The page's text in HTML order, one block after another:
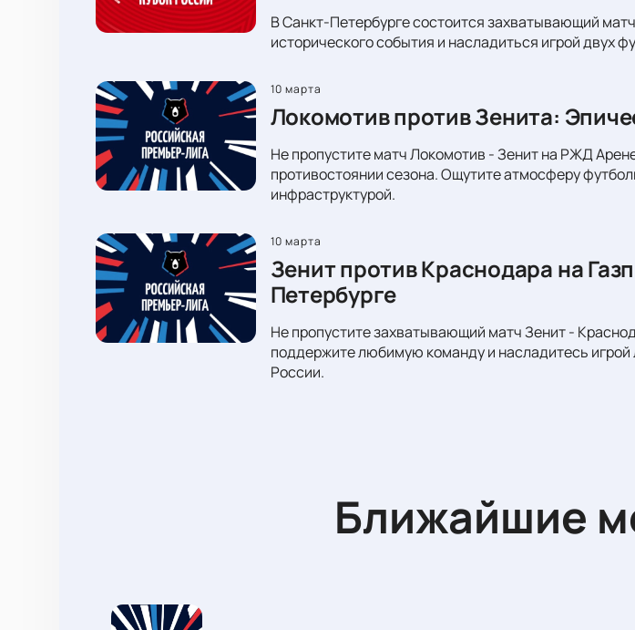
В Санкт-Петербурге состоится захватывающий
исторического события и насладиться игрой двух
10 марта
Локомотив против Зенита:
Не пропустите матч Локомотив - Зенит на РЖД
противостоянии сезона. Ощутите атмосферу
инфраструктурой.
10 марта
Зенит против Краснодара на
Петербурге
Не пропустите захватывающий матч Зенит -
поддержите любимую команду и насладитесь
России.
Ближайшие